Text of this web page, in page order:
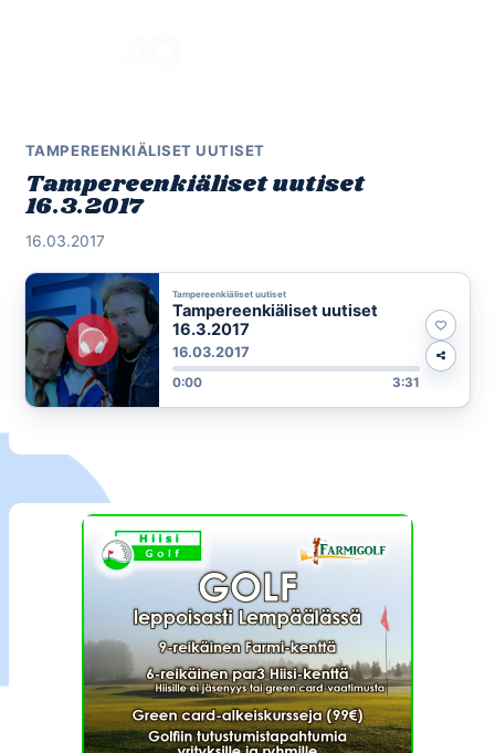
TAMPEREENKIÄLISET UUTISET
Tampereenkiäliset uutiset
16.3.2017
16.03.2017
Tampereenkiäliset uutiset
Tampereenkiäliset uutiset
16.3.2017
16.03.2017
0:00 3:31